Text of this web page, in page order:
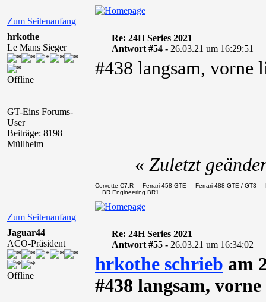
Zum Seitenanfang
hrkothe
Le Mans Sieger
Offline
GT-Eins Forums-
User
Beiträge: 8198
Müllheim
Re: 24H Series 2021
Antwort #54 - 26.03.21 um 16:29:51
#438 langsam, vorne
Zum Seitenanfang
« Zuletzt
Corvette C7.R Ferrari 458 GTE Ferrari 488 GTE /
BR Engineering BR1
Jaguar44
ACO-Präsident
Offline
Re: 24H Series 2021
Antwort #55 - 26.03.21 um 16:34:02
hrkothe schrieb am
#438 langsam,